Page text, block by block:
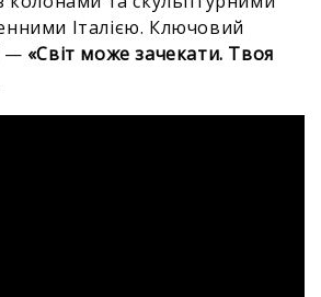
Італією. Ключовий
— «Світ може зачекати. Твоя